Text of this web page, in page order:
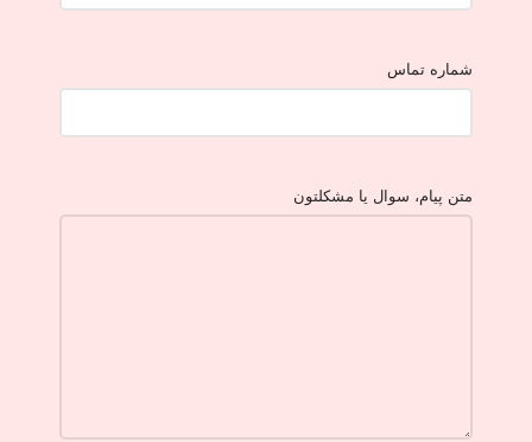
شماره تماس
متن پیام، سوال یا مشکلتون